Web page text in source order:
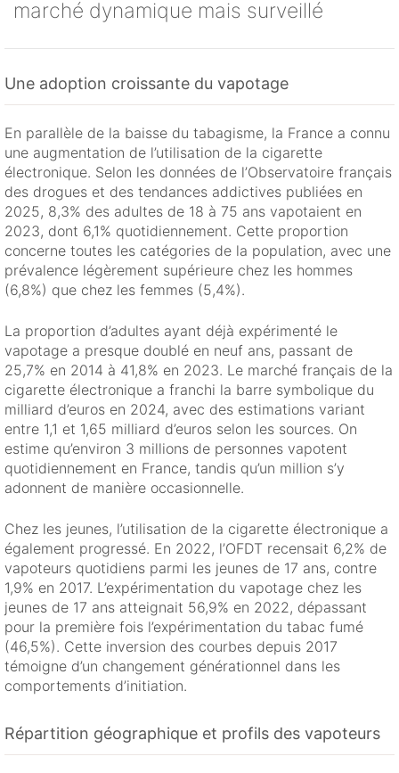
marché dynamique mais surveillé
Une adoption croissante du vapotage
En parallèle de la baisse du tabagisme, la France a connu
une augmentation de l’utilisation de la cigarette
électronique. Selon les données de l’Observatoire français
des drogues et des tendances addictives publiées en
2025, 8,3% des adultes de 18 à 75 ans vapotaient en
2023, dont 6,1% quotidiennement. Cette proportion
concerne toutes les catégories de la population, avec une
prévalence légèrement supérieure chez les hommes
(6,8%) que chez les femmes (5,4%).
La proportion d’adultes ayant déjà expérimenté le
vapotage a presque doublé en neuf ans, passant de
25,7% en 2014 à 41,8% en 2023. Le marché français de la
cigarette électronique a franchi la barre symbolique du
milliard d’euros en 2024, avec des estimations variant
entre 1,1 et 1,65 milliard d’euros selon les sources. On
estime qu’environ 3 millions de personnes vapotent
quotidiennement en France, tandis qu’un million s’y
adonnent de manière occasionnelle.
Chez les jeunes, l’utilisation de la cigarette électronique a
également progressé. En 2022, l’OFDT recensait 6,2% de
vapoteurs quotidiens parmi les jeunes de 17 ans, contre
1,9% en 2017. L’expérimentation du vapotage chez les
jeunes de 17 ans atteignait 56,9% en 2022, dépassant
pour la première fois l’expérimentation du tabac fumé
(46,5%). Cette inversion des courbes depuis 2017
témoigne d’un changement générationnel dans les
comportements d’initiation.
Répartition géographique et profils des vapoteurs